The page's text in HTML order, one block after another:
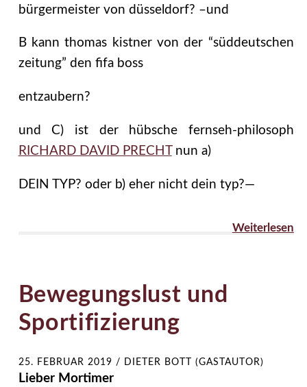
bürgermeister von düsseldorf? –und
B kann thomas kistner von der “süddeutschen
zeitung” den fifa boss
entzaubern?
und C) ist der hübsche fernseh-philosoph
RICHARD DAVID PRECHT
nun a)
DEIN TYP? oder b) eher nicht dein typ?—
Weiterlesen
Bewegungslust und
Sportifizierung
25. FEBRUAR 2019 / DIETER BOTT (GASTAUTOR)
Lieber Mortimer